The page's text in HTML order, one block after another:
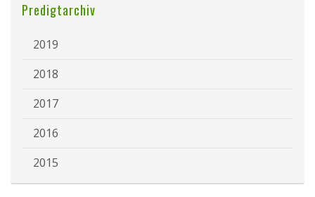
Predigtarchiv
2019
2018
2017
2016
2015